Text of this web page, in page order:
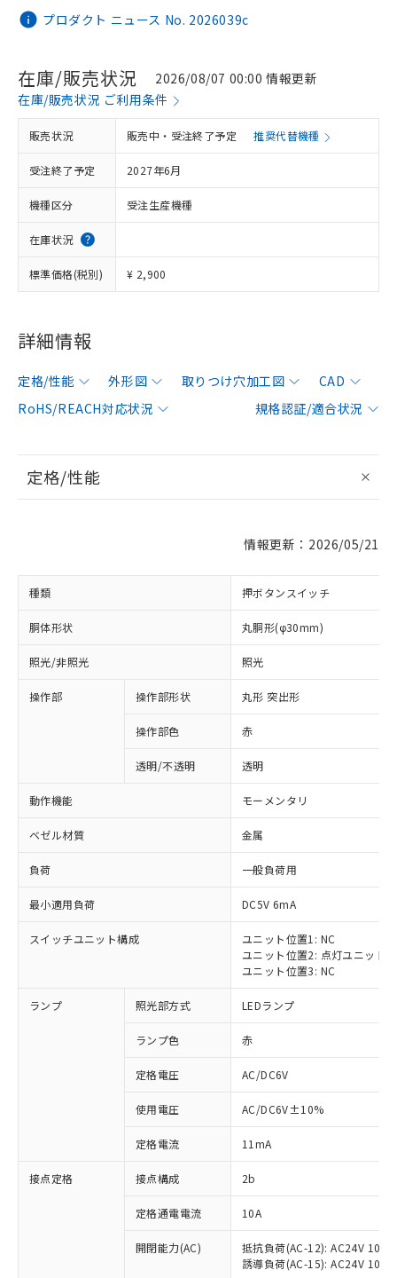
プロダクト ニュース No. 2026039c
在庫/販売状況
2026/08/07 00:00 情報更新
在庫/販売状況 ご利用条件
販売状況 販売中・受注終了予定 推奨代替機種
受注終了予定 2027年6月
機種区分 受注生産機種
在庫状況
標準価格(税別) ¥ 2,900
詳細情報
定格/性能 外形図 取りつけ穴加工図
CAD
RoHS/REACH対応状況
規格認証/適合状況
定格/性能
情報更新：2026/05/21
種類 押ボタンスイッチ
胴体形状 丸胴形(φ30mm)
照光/非照光 照光
操作部 操作部形状 丸形 突出形
操作部色 赤
透明/不透明 透明
動作機能 モーメンタリ
ベゼル材質 金属
負荷 一般負荷用
最小適用負荷 DC5V 6mA
スイッチユニット構成
ユニット位置1: NC
ユニット位置2: 点灯ユニット
ユニット位置3: NC
ランプ 照光部方式 LEDランプ
ランプ色 赤
定格電圧 AC/DC6V
使用電圧 AC/DC6V±10%
定格電流 11mA
接点定格 接点構成 2b
定格通電電流 10A
開閉能力(AC)
抵抗負荷(AC-12): AC24V 10A/
誘導負荷(AC-15): AC24V
ご利用条件
以下の条件をお読みいただき、同意のうえ
ご利用ください。
本サービスは、当社制御機器事業取扱
商品の当社在庫状況および標準価格
(税抜)を提供させていただくもので
当社制御機器事業取扱商品の中には、
対応済み：EU RoHS指令（10物質）の
非含有に対応した製品が提供可能な商品で
対応予定：EU RoHS指令（10物質）の非含
有に対応した製品に切り替える予定のある
対応予定なし：EU RoHS指令（10物質）の
非含有に非対応の商品で、対応品を出す予
調査・確認中：EU RoHS指令（10物質）の
非含有の対応状況を調査中または確認中の
非該当品：ライセンス料など無形物で、有
害物質有無と関係のない商品です。
仕入先様の事情により、非含有部品として
「○」：最大均質材料含有率が中国RoHSの
基準値以下であることを示します。
「×」：最大均質材料含有率が中国RoHSの